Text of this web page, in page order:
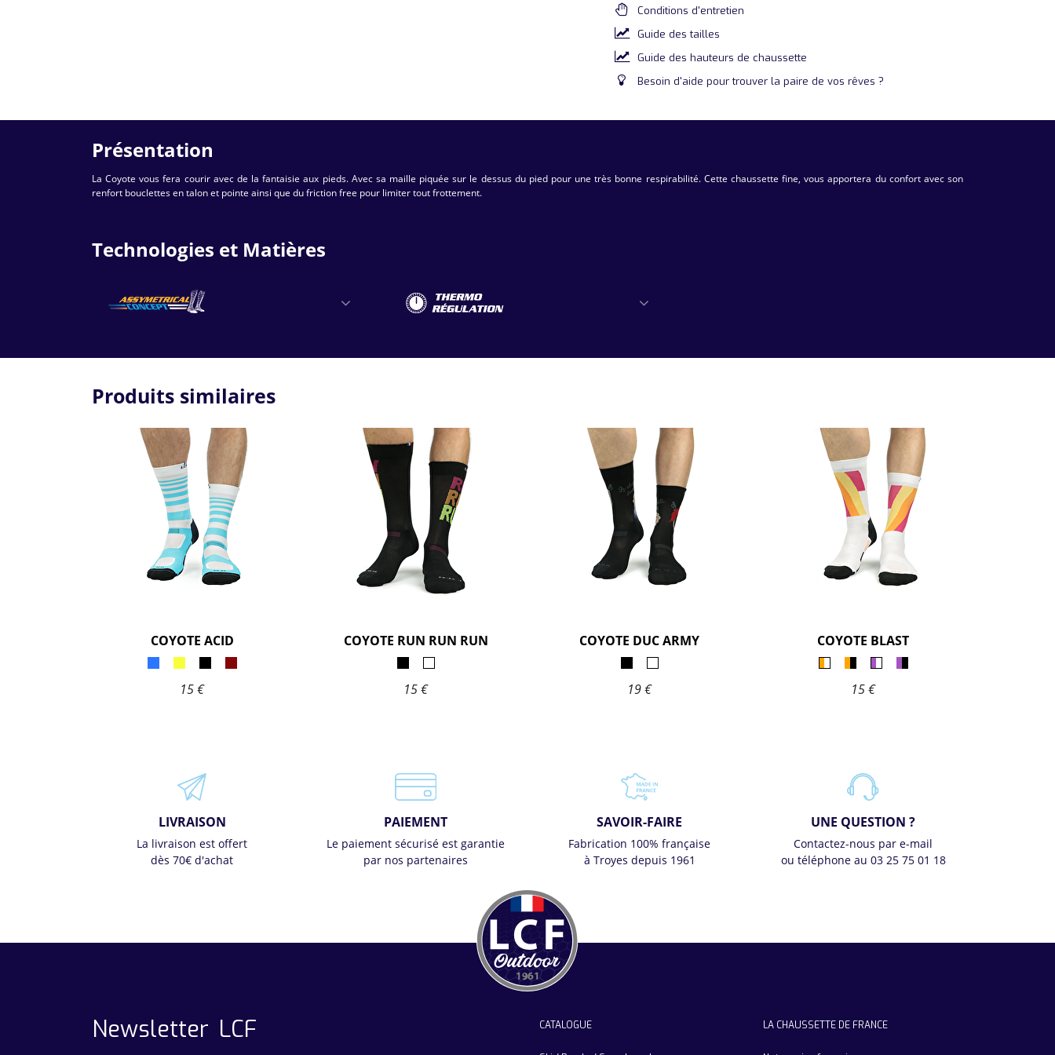
Conditions d'entretien
Guide des tailles
Guide des hauteurs de chaussette
Besoin d'aide pour trouver la paire de vos rêves ?
Présentation
La Coyote vous fera courir avec de la fantaisie aux pieds. Avec sa maille piquée sur le dessus du pied pour une très bonne respirabilité. Cette chaussette fine, vous apportera du confort avec son
renfort bouclettes en talon et pointe ainsi que du friction free pour limiter tout frottement.
Technologies et Matières
Produits similaires
COYOTE ACID
15 €
COYOTE RUN RUN RUN
15 €
COYOTE DUC ARMY
19 €
COYOTE BLAST
15 €
LIVRAISON
La livraison est offert
dès 70€ d'achat
PAIEMENT
Le paiement sécurisé est garantie
par nos partenaires
SAVOIR-FAIRE
Fabrication 100% française
à Troyes depuis 1961
UNE QUESTION ?
Contactez-nous par e-mail
ou téléphone au 03 25 75 01 18
Newsletter LCF CATALOGUE LA CHAUSSETTE DE FRANCE